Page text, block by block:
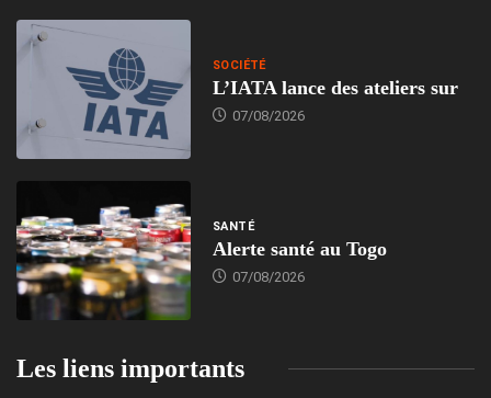
SOCIÉTÉ
L’IATA lance des ateliers sur
07/08/2026
SANTÉ
Alerte santé au Togo
07/08/2026
Les liens importants